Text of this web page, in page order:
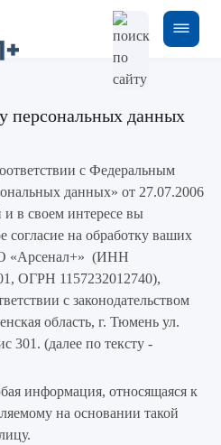
персональных данных
с Федеральным
данных» от 27.07.2006
и в своем интересе вы
согласие на обработку ваших
«Арсенал+» (ИНН
ОГРН 1157232012740),
с законодательством
область, г. Тюмень ул.
301. (далее по тексту -
информация, относящаяся к
на основании такой